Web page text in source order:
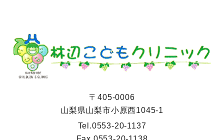
〒405-0006
山梨県山梨市小原西1045-1
Tel.0553-20-1137